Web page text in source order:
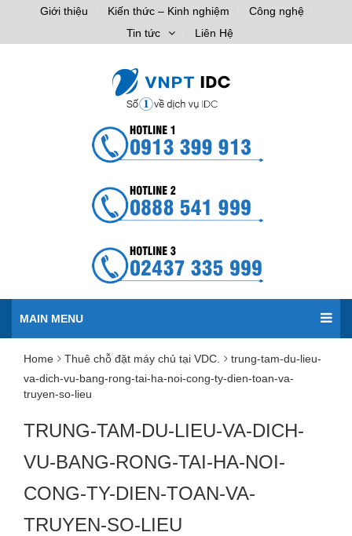
Giới thiệu Kiến thức – Kinh nghiệm
Công nghệ
Tin tức
Liên Hệ
MAIN MENU
Home Thuê chỗ đặt máy chủ tại VDC.
trung-tam-du-lieu-
va-dich-vu-bang-rong-tai-ha-noi-cong-ty-dien-toan-va-
truyen-so-lieu
TRUNG-TAM-DU-LIEU-VA-DICH-
VU-BANG-RONG-TAI-HA-NOI-
CONG-TY-DIEN-TOAN-VA-
TRUYEN-SO-LIEU